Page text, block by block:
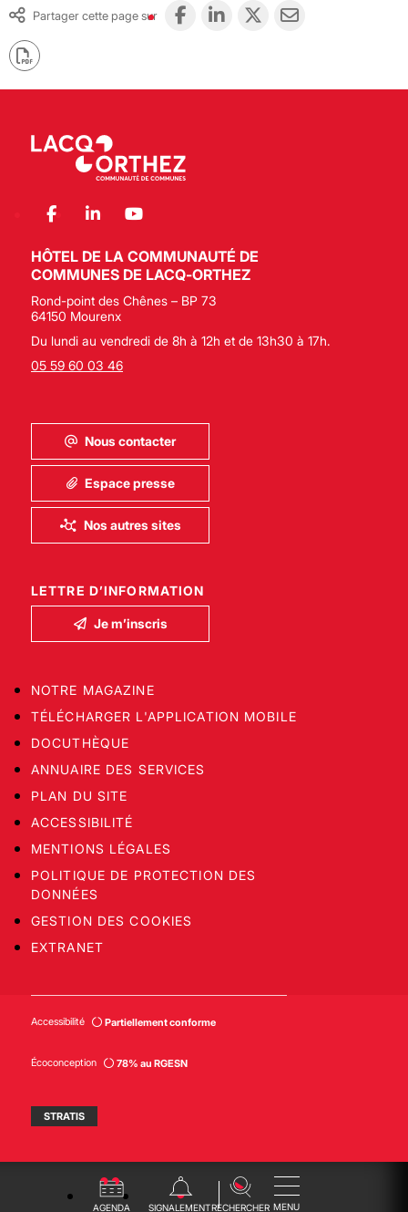
RECHERCHER MENU
AGENDA SIGNALEMENT
Partager cette page sur
HÔTEL DE LA COMMUNAUTÉ DE
COMMUNES DE LACQ-ORTHEZ
Rond-point des Chênes – BP 73
64150 Mourenx
Du lundi au vendredi de 8h à 12h et de 13h30 à 17h.
05 59 60 03 46
Nous contacter
Espace presse
Nos autres sites
LETTRE D’INFORMATION
Je m’inscris
NOTRE MAGAZINE
TÉLÉCHARGER L'APPLICATION MOBILE
DOCUTHÈQUE
ANNUAIRE DES SERVICES
PLAN DU SITE
ACCESSIBILITÉ
MENTIONS LÉGALES
POLITIQUE DE PROTECTION DES
DONNÉES
GESTION DES COOKIES
EXTRANET
Accessibilité Partiellement conforme
Écoconception 78% au RGESN
STRATIS